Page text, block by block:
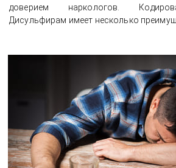
Пациент рассказывает о
запоя на дому и
самочувствия
доверием наркологов.
Дисульфирам имеет несколько